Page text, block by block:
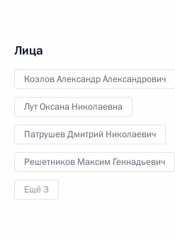
Лица
Козлов Александр Александрович
Лут Оксана Николаевна
Патрушев Дмитрий Николаевич
Решетников Максим Геннадьевич
Ещё 3